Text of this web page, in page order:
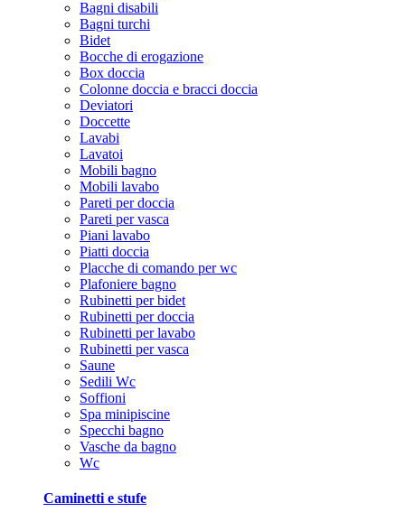
Bagni disabili
Bagni turchi
Bidet
Bocche di erogazione
Box doccia
Colonne doccia e bracci doccia
Deviatori
Doccette
Lavabi
Lavatoi
Mobili bagno
Mobili lavabo
Pareti per doccia
Pareti per vasca
Piani lavabo
Piatti doccia
Placche di comando per wc
Plafoniere bagno
Rubinetti per bidet
Rubinetti per doccia
Rubinetti per lavabo
Rubinetti per vasca
Saune
Sedili Wc
Soffioni
Spa minipiscine
Specchi bagno
Vasche da bagno
Wc
Caminetti e stufe